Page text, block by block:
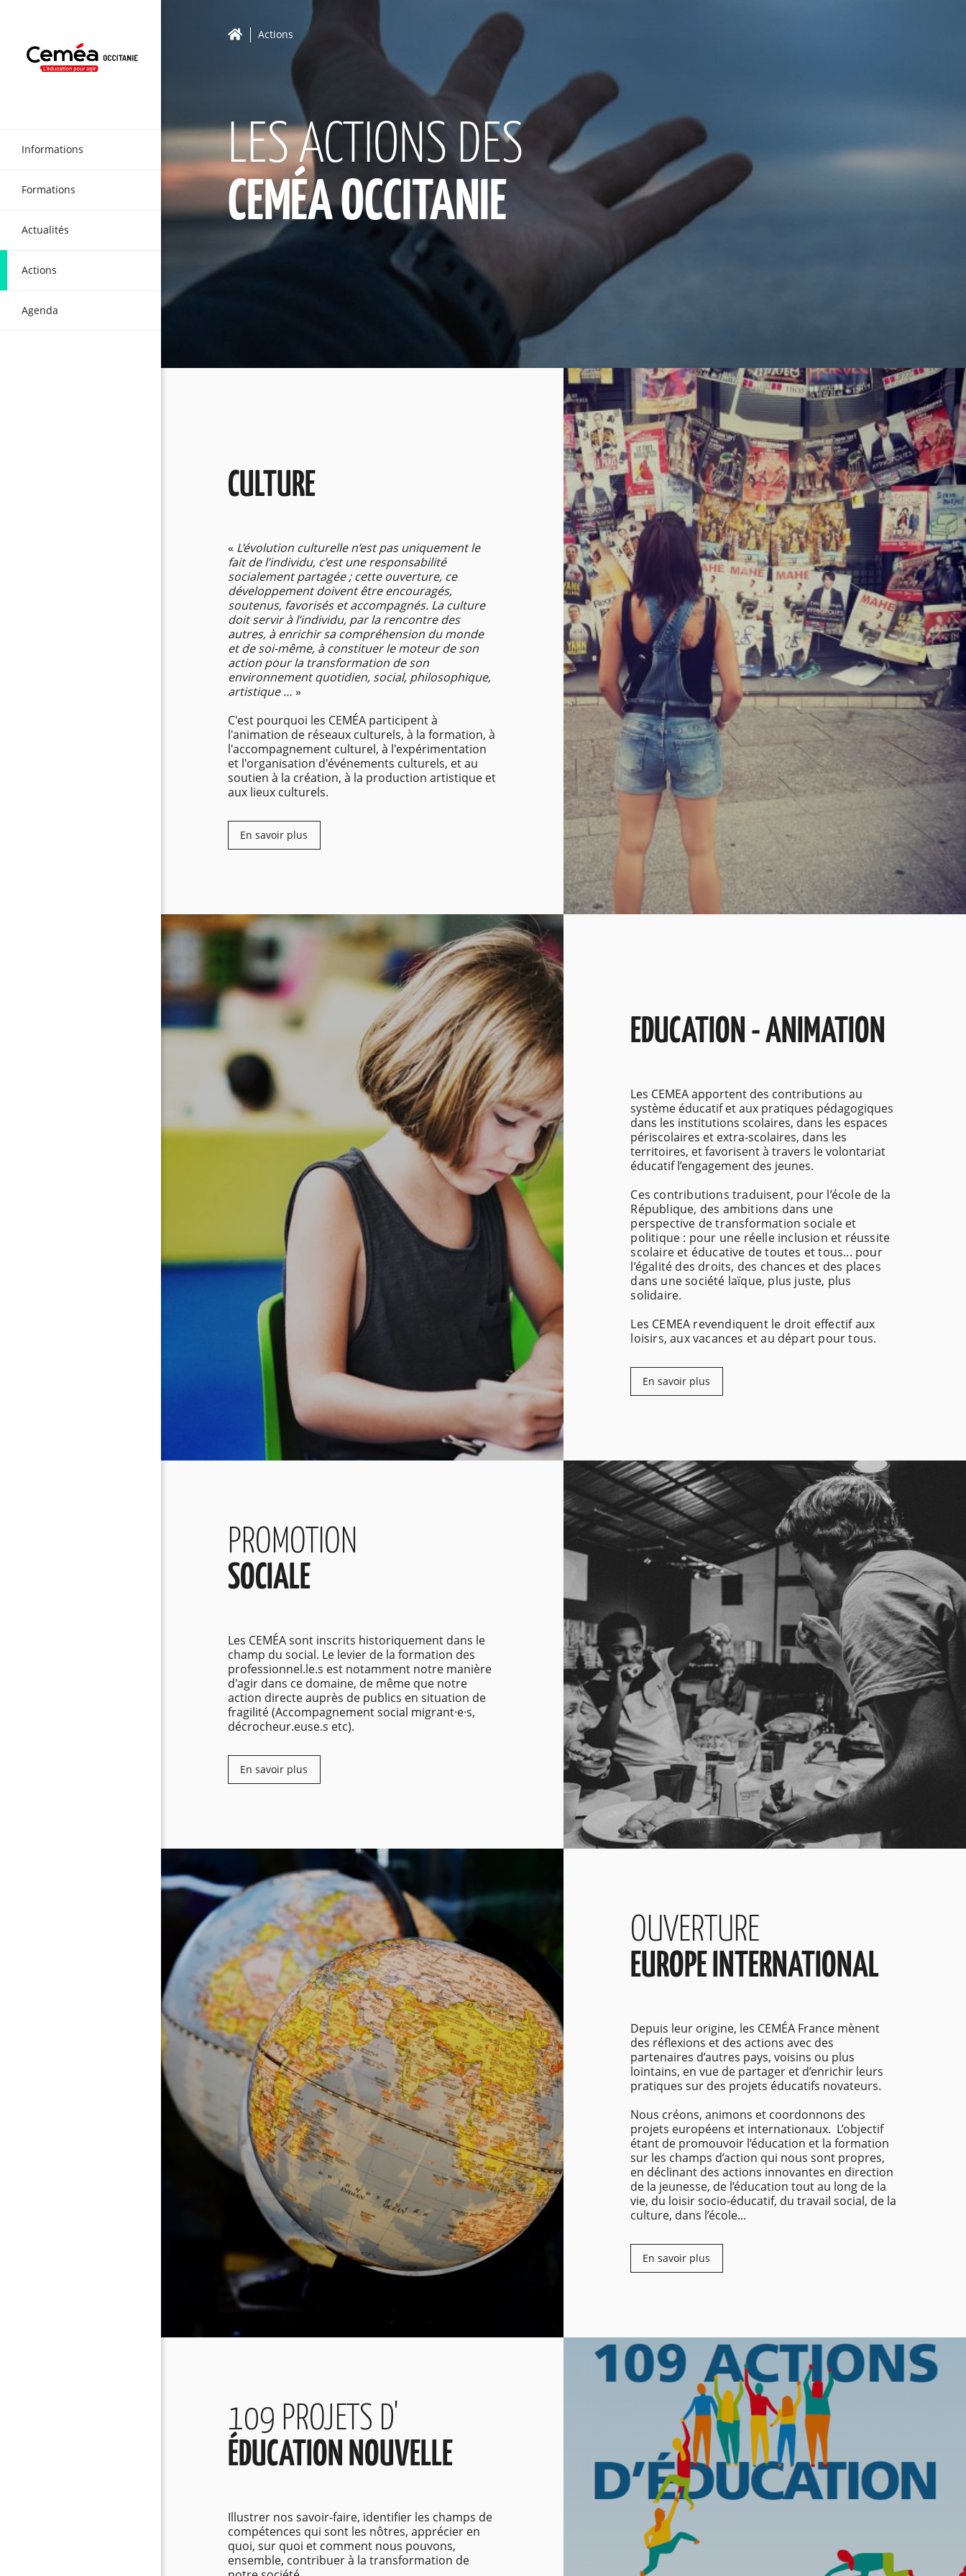
Actions
LES ACTIONS DES
CEMÉA OCCITANIE
CULTURE
« L’évolution culturelle n’est pas uniquement le
fait de l’individu, c’est une responsabilité
socialement partagée ; cette ouverture, ce
développement doivent être encouragés,
soutenus, favorisés et accompagnés. La culture
doit servir à l’individu, par la rencontre des
autres, à enrichir sa compréhension du monde
et de soi-même, à constituer le moteur de son
action pour la transformation de son
environnement quotidien, social, philosophique,
artistique … »
C'est pourquoi les CEMÉA participent à
l'animation de réseaux culturels, à la formation, à
l'accompagnement culturel, à l'expérimentation
et l'organisation d'événements culturels, et au
soutien à la création, à la production artistique et
aux lieux culturels.
En savoir plus
EDUCATION - ANIMATION
Les CEMEA apportent des contributions au
système éducatif et aux pratiques pédagogiques
dans les institutions scolaires, dans les espaces
périscolaires et extra-scolaires, dans les
territoires, et favorisent à travers le volontariat
éducatif l’engagement des jeunes.
Ces contributions traduisent, pour l’école de la
République, des ambitions dans une
perspective de transformation sociale et
politique : pour une réelle inclusion et réussite
scolaire et éducative de toutes et tous... pour
l’égalité des droits, des chances et des places
dans une société laïque, plus juste, plus
solidaire.
Les CEMEA revendiquent le droit effectif aux
loisirs, aux vacances et au départ pour tous.
En savoir plus
PROMOTION
SOCIALE
Les CEMÉA sont inscrits historiquement dans le
champ du social. Le levier de la formation des
professionnel.le.s est notamment notre manière
d'agir dans ce domaine, de même que notre
action directe auprès de publics en situation de
fragilité (Accompagnement social migrant·e·s,
décrocheur.euse.s etc).
En savoir plus
OUVERTURE
EUROPE INTERNATIONAL
Depuis leur origine, les CEMÉA France mènent
des réflexions et des actions avec des
partenaires d’autres pays, voisins ou plus
lointains, en vue de partager et d’enrichir leurs
pratiques sur des projets éducatifs novateurs.
Nous créons, animons et coordonnons des
projets européens et internationaux. L’objectif
étant de promouvoir l’éducation et la formation
sur les champs d’action qui nous sont propres,
en déclinant des actions innovantes en direction
de la jeunesse, de l’éducation tout au long de la
vie, du loisir socio-éducatif, du travail social, de la
culture, dans l’école...
En savoir plus
109 PROJETS D'
ÉDUCATION NOUVELLE
Illustrer nos savoir-faire, identifier les champs de
compétences qui sont les nôtres, apprécier en
quoi, sur quoi et comment nous pouvons,
ensemble, contribuer à la transformation de
Informations
Formations
Actualités
Actions
Agenda